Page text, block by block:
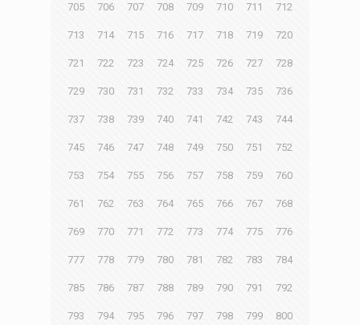
705 706 707 708 709 710 711 712
713 714 715 716 717 718 719 720
721 722 723 724 725 726 727 728
729 730 731 732 733 734 735 736
737 738 739 740 741 742 743 744
745 746 747 748 749 750 751 752
753 754 755 756 757 758 759 760
761 762 763 764 765 766 767 768
769 770 771 772 773 774 775 776
777 778 779 780 781 782 783 784
785 786 787 788 789 790 791 792
793 794 795 796 797 798 799 800